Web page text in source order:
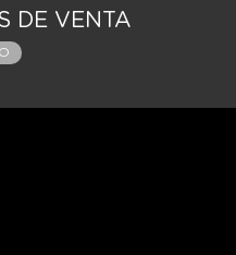
DE VENTA